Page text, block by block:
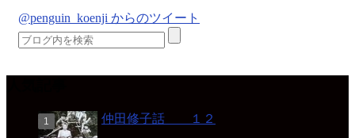
@penguin_koenji からのツイート
仲田修子話 １２